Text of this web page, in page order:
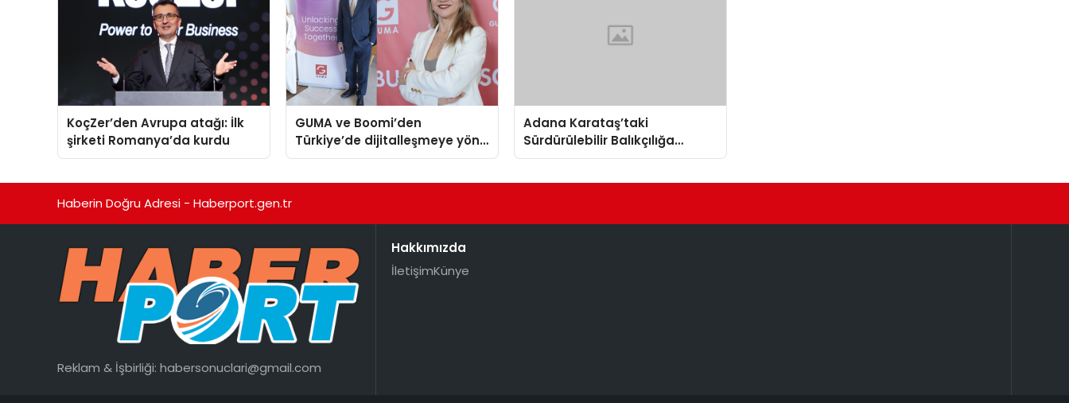
KoçZer’den Avrupa atağı: İlk
şirketi Romanya’da kurdu
GUMA ve Boomi’den
Türkiye’de dijitalleşmeye yön
verecek stratejik ortaklık
Adana Karataş’taki
Sürdürülebilir Balıkçılığa
Destek Projesi ilk yılını
Haberin Doğru Adresi - Haberport.gen.tr
Reklam & İşbirliği: habersonuclari@gmail.com
Hakkımızda
İletişimKünye